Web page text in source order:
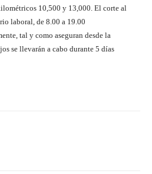
10,500 y 13,000. El corte al
laboral, de 8.00 a 19.00
tal y como aseguran desde la
se llevarán a cabo durante 5 días